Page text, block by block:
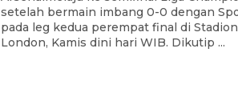
setelah bermain imbang 0-0 dengan
pada leg kedua perempat final di
London, Kamis dini hari WIB. Dikutip ...